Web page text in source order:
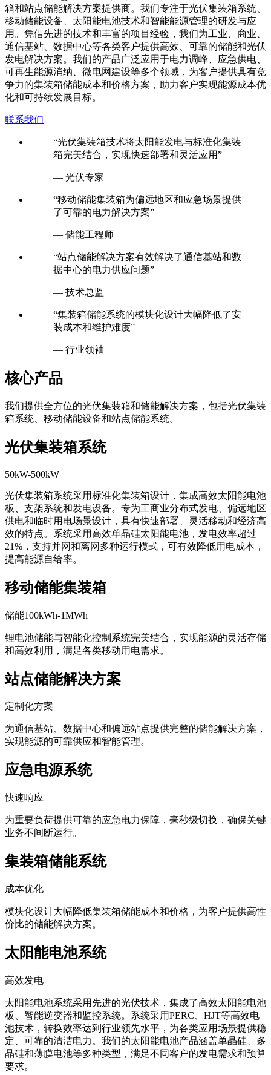
箱和站点储能解决方案提供商。我们专注于光伏集装箱系统、
移动储能设备、太阳能电池技术和智能能源管理的研发与应
用。凭借先进的技术和丰富的项目经验，我们为工业、商业、
通信基站、数据中心等各类客户提供高效、可靠的储能和光伏
发电解决方案。我们的产品广泛应用于电力调峰、应急供电、
可再生能源消纳、微电网建设等多个领域，为客户提供具有竞
争力的集装箱储能成本和价格方案，助力客户实现能源成本优
化和可持续发展目标。
联系我们
“光伏集装箱技术将太阳能发电与标准化集装
箱完美结合，实现快速部署和灵活应用”
— 光伏专家
“移动储能集装箱为偏远地区和应急场景提供
了可靠的电力解决方案”
— 储能工程师
“站点储能解决方案有效解决了通信基站和数
据中心的电力供应问题”
— 技术总监
“集装箱储能系统的模块化设计大幅降低了安
装成本和维护难度”
— 行业领袖
核心产品
我们提供全方位的光伏集装箱和储能解决方案，包括光伏集装
箱系统、移动储能设备和站点储能系统。
光伏集装箱系统
50kW-500kW
光伏集装箱系统采用标准化集装箱设计，集成高效太阳能电池
板、支架系统和发电设备。专为工商业分布式发电、偏远地区
供电和临时用电场景设计，具有快速部署、灵活移动和经济高
效的特点。系统采用高效单晶硅太阳能电池，发电效率超过
21%，支持并网和离网多种运行模式，可有效降低用电成本，
提高能源自给率。
移动储能集装箱
储能100kWh-1MWh
锂电池储能与智能化控制系统完美结合，实现能源的灵活存储
和高效利用，满足各类移动用电需求。
站点储能解决方案
定制化方案
为通信基站、数据中心和偏远站点提供完整的储能解决方案，
实现能源的可靠供应和智能管理。
应急电源系统
快速响应
为重要负荷提供可靠的应急电力保障，毫秒级切换，确保关键
业务不间断运行。
集装箱储能系统
成本优化
模块化设计大幅降低集装箱储能成本和价格，为客户提供高性
价比的储能解决方案。
太阳能电池系统
高效发电
太阳能电池系统采用先进的光伏技术，集成了高效太阳能电池
板、智能逆变器和监控系统。系统采用PERC、HJT等高效电
池技术，转换效率达到行业领先水平，为各类应用场景提供稳
定、可靠的清洁电力。我们的太阳能电池产品涵盖单晶硅、多
晶硅和薄膜电池等多种类型，满足不同客户的发电需求和预算
要求。